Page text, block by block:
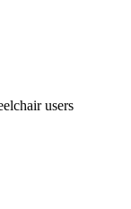
users